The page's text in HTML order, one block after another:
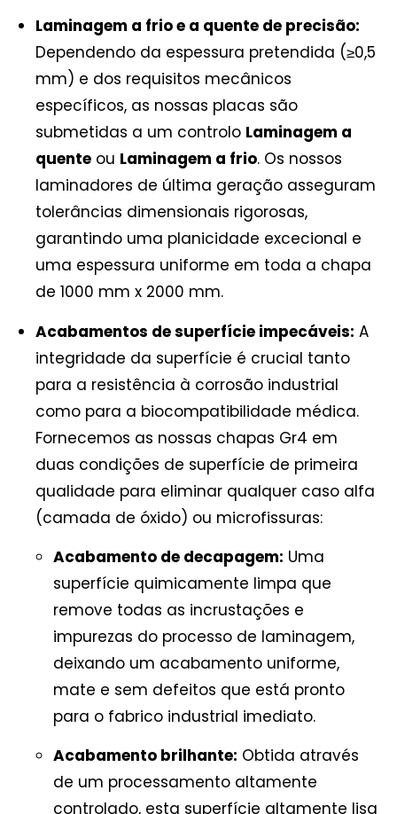
Laminagem a frio e a quente de precisão:
Dependendo da espessura pretendida (≥0,5
mm) e dos requisitos mecânicos
específicos, as nossas placas são
submetidas a um controlo Laminagem a
quente ou Laminagem a frio. Os nossos
laminadores de última geração asseguram
tolerâncias dimensionais rigorosas,
garantindo uma planicidade excecional e
uma espessura uniforme em toda a chapa
de 1000 mm x 2000 mm.
Acabamentos de superfície impecáveis: A
integridade da superfície é crucial tanto
para a resistência à corrosão industrial
como para a biocompatibilidade médica.
Fornecemos as nossas chapas Gr4 em
duas condições de superfície de primeira
qualidade para eliminar qualquer caso alfa
(camada de óxido) ou microfissuras:
Acabamento de decapagem: Uma
superfície quimicamente limpa que
remove todas as incrustações e
impurezas do processo de laminagem,
deixando um acabamento uniforme,
mate e sem defeitos que está pronto
para o fabrico industrial imediato.
Acabamento brilhante: Obtida através
de um processamento altamente
controlado, esta superfície altamente lisa